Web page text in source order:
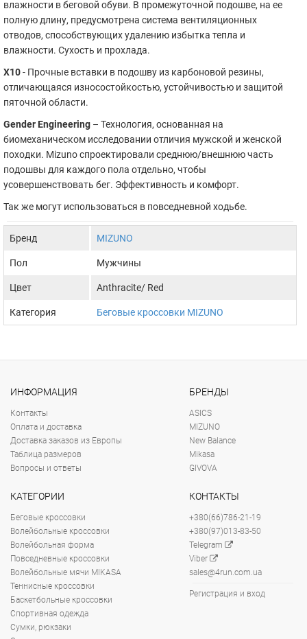
влажности в беговой обуви. В промежуточной подошве, на ее
полную длину, предусмотрена система вентиляционных
отводов, способствующих удалению избытка тепла и
влажности. Сухость и прохлада.
X10- Прочные вставки в подошву из карбоновой резины,
отличающаяся износостойкостью, устойчивостью и защитой
пяточной области.
Gender Engineering – Технология, основанная на
биомеханическом исследовании отличия мужской и женской
походки. Mizuno спроектировали среднюю/внешнюю часть
подошвы для каждого пола отдельно, чтобы
усовершенствовать бег. Эффективность и комфорт.
Так же могут использоваться в повседневной ходьбе.
Бренд MIZUNO
Пол Мужчины
Цвет Anthracite/ Red
Категория Беговые кроссовки MIZUNO
ИНФОРМАЦИЯ
Контакты
Оплата и доставка
Доставка заказов из Европы
Таблица размеров
Вопросы и ответы
БРЕНДЫ
ASICS
MIZUNO
New Balance
Mikasa
GIVOVA
КАТЕГОРИИ
Беговые кроссовки
Волейбольные кроссовки
Волейбольная форма
Повседневные кроссовки
Волейбольные мячи MIKASA
Теннисные кроссовки
Баскетбольные кроссовки
Спортивная одежда
Сумки, рюкзаки
КОНТАКТЫ
+380(66)786-21-19
+380(97)013-83-50
Telegram
Viber
sales@4run.com.ua
Регистрация и вход